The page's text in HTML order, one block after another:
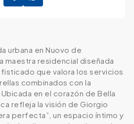
urbana en Nuovo de
maestra residencial diseñada
que valora los servicios
combinados con la
en el corazón de Bella
refleja la visión de Giorgio
perfecta”, un espacio íntimo y